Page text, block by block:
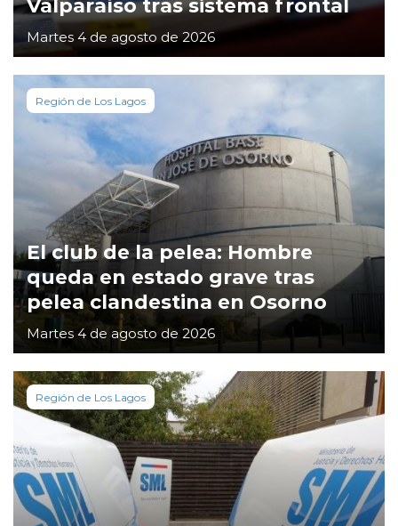
Martes 4 de agosto de 2026
Región de Los Lagos
El club de la pelea: Hombre
queda en estado grave tras
pelea clandestina en Osorno
Martes 4 de agosto de 2026
Región de Los Lagos